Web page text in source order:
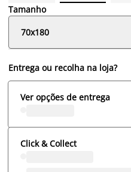
Tamanho
70x180
Entrega ou recolha na loja?
Ver opções de entrega
Click & Collect